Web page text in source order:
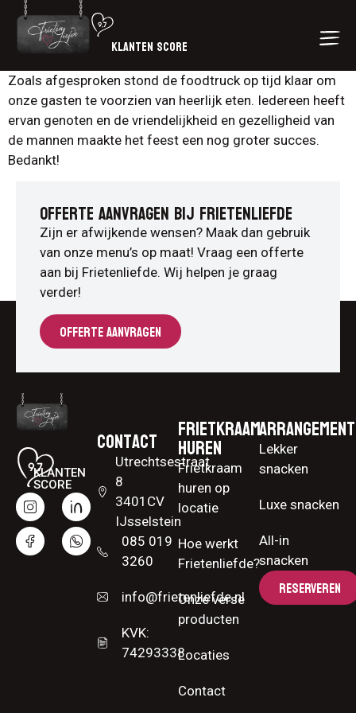
KLANTEN SCORE
Zoals afgesproken stond de foodtruck op tijd klaar om
onze gasten te voorzien van heerlijk eten. Iedereen heeft
ervan genoten en de vriendelijkheid en gezelligheid van
de mannen maakte het feest een nog groter succes.
Bedankt!
OFFERTE AANVRAGEN BIJ FRIETENLIEFDE
Zijn er afwijkende wensen? Maak dan gebruik
van onze menu’s op maat! Vraag een offerte
aan bij Frietenliefde. Wij helpen je graag
verder!
OFFERTE AANVRAGEN
KLANTEN
SCORE
Contact
Utrechtsestraat
8
3401CV
IJsselstein
085 019
3260
info@frietenliefde.nl
KVK:
74293338
Frietkraam
huren
Frietkraam
huren op
locatie
Hoe werkt
Frietenliefde?
Onze verse
producten
Locaties
Contact
Lekker
snacken
Luxe snacken
All-in
snacken
RESERVEREN